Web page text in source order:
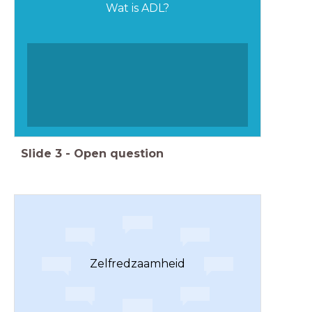
Wat is ADL?
Slide 3 - Open question
Zelfredzaamheid